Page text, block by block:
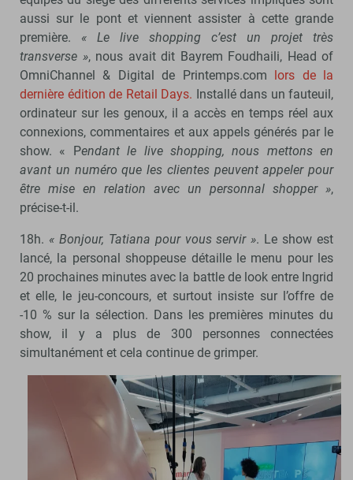
aussi sur le pont et viennent assister à cette grande
première. « Le live shopping c’est un projet très
transverse », nous avait dit Bayrem Foudhaili, Head of
OmniChannel & Digital de Printemps.com lors de la
dernière édition de Retail Days. Installé dans un fauteuil,
ordinateur sur les genoux, il a accès en temps réel aux
connexions, commentaires et aux appels générés par le
show. « Pendant le live shopping, nous mettons en
avant un numéro que les clientes peuvent appeler pour
être mise en relation avec un personnal shopper »,
précise-t-il.
18h. « Bonjour, Tatiana pour vous servir ». Le show est
lancé, la personal shoppeuse détaille le menu pour les
20 prochaines minutes avec la battle de look entre Ingrid
et elle, le jeu-concours, et surtout insiste sur l’offre de
-10 % sur la sélection. Dans les premières minutes du
show, il y a plus de 300 personnes connectées
simultanément et cela continue de grimper.